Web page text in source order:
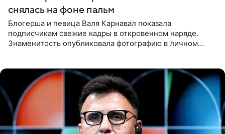
снялась на фоне пальм
Блогерша и певица Валя Карнавал показала
подписчикам свежие кадры в откровенном наряде.
Знаменитость опубликовала фотографию в личном